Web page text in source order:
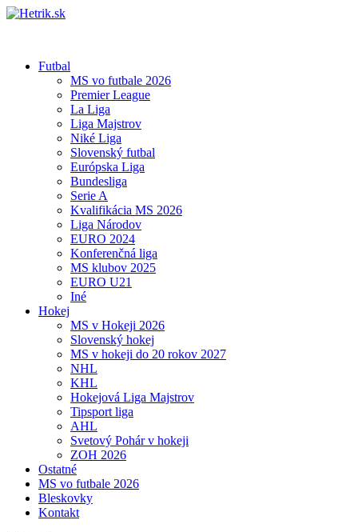
Futbal
MS vo futbale 2026
Premier League
La Liga
Liga Majstrov
Niké Liga
Slovenský futbal
Európska Liga
Bundesliga
Serie A
Kvalifikácia MS 2026
Liga Národov
EURO 2024
Konferenčná liga
MS klubov 2025
EURO U21
Iné
Hokej
MS v Hokeji 2026
Slovenský hokej
MS v hokeji do 20 rokov 2027
NHL
KHL
Hokejová Liga Majstrov
Tipsport liga
AHL
Svetový Pohár v hokeji
ZOH 2026
Ostatné
MS vo futbale 2026
Bleskovky
Kontakt